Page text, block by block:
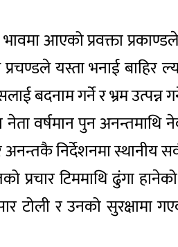
भावमा आएको प्रवक्ता
यस्ता भनाई बाहिर
बदनाम गर्ने र भ्रम उत्पन्न
नेता वर्षमान पुन
निर्देशनमा स्थानीय
प्रचार टिममाथि ढुंगा
टोली र उनको सुरक्षामा